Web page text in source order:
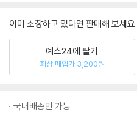
이미 소장하고 있다면 판매해 보세요.
예스24에 팔기
최상 매입가 3,200원
국내배송만 가능